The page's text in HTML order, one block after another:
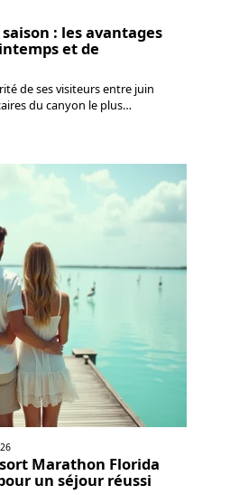
: les avantages
et de
de ses visiteurs entre juin
du canyon le plus…
Marathon Florida
un séjour réussi